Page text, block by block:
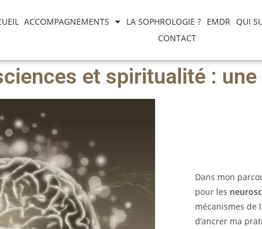
ACCOMPAGNEMENTS LA SOPHROLOGIE ? EMDR QUI
CONTACT
et spiritualité :
Dans mon
pour les
mécanismes de
d’ancrer ma